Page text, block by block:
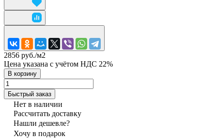
2856 руб./м2
Цена указана с учётом НДС 22%
В корзину
Быстрый заказ
Нет в наличии
Рассчитать доставку
Нашли дешевле?
Хочу в подарок